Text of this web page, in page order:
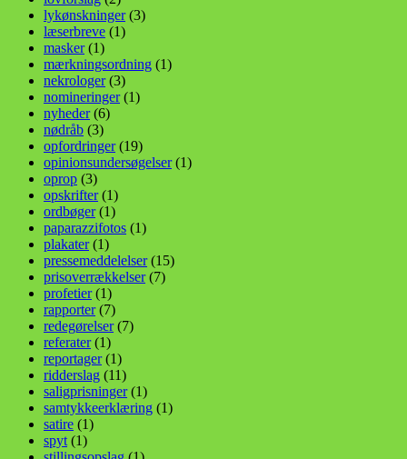
lykønskninger(3)
læserbreve (1)
masker(1)
mærkningsordning (1)
nekrologer(3)
nomineringer(1)
nyheder(6)
nødråb (3)
opfordringer(19)
opinionsundersøgelser(1)
oprop (3)
opskrifter(1)
ordbøger(1)
paparazzifotos (1)
plakater(1)
pressemeddelelser(15)
prisoverrækkelser(7)
profetier(1)
rapporter(7)
redegørelser(7)
referater(1)
reportager(1)
ridderslag (11)
saligprisninger(1)
samtykkeerklæring (1)
satire (1)
spyt (1)